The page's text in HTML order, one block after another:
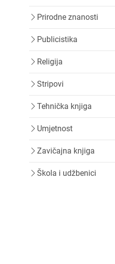
Prirodne znanosti
Publicistika
Religija
Stripovi
Tehnička knjiga
Umjetnost
Zavičajna knjiga
Škola i udžbenici